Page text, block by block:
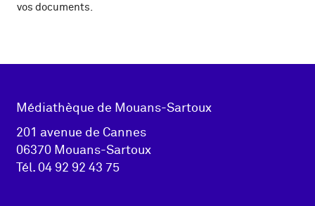
vos documents.
Adresse
pied de
page
Médiathèque de Mouans-Sartoux
201 avenue de Cannes
06370 Mouans-Sartoux
Tél.04 92 92 43 75